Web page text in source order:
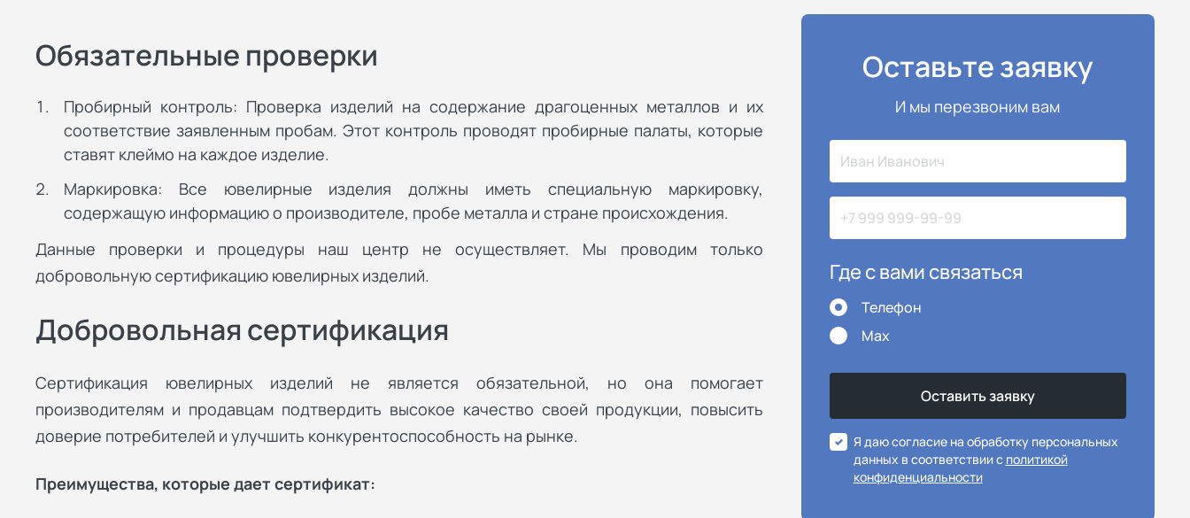
Обязательные проверки
Пробирный контроль: Проверка изделий на содержание драгоценных металлов и их
соответствие заявленным пробам. Этот контроль проводят пробирные палаты, которые
ставят клеймо на каждое изделие.
Маркировка: Все ювелирные изделия должны иметь специальную маркировку,
содержащую информацию о производителе, пробе металла и стране происхождения.
Данные проверки и процедуры наш центр не осуществляет. Мы проводим только
добровольную сертификацию ювелирных изделий.
Добровольная сертификация
Сертификация ювелирных изделий не является обязательной, но она помогает
производителям и продавцам подтвердить высокое качество своей продукции, повысить
доверие потребителей и улучшить конкурентоспособность на рынке.
Преимущества, которые дает сертификат:
Оставьте заявку
И мы перезвоним вам
Где с вами связаться
Телефон
Max
Я даю согласие на обработку персональных
данных в соответствии с политикой
конфиденциальности